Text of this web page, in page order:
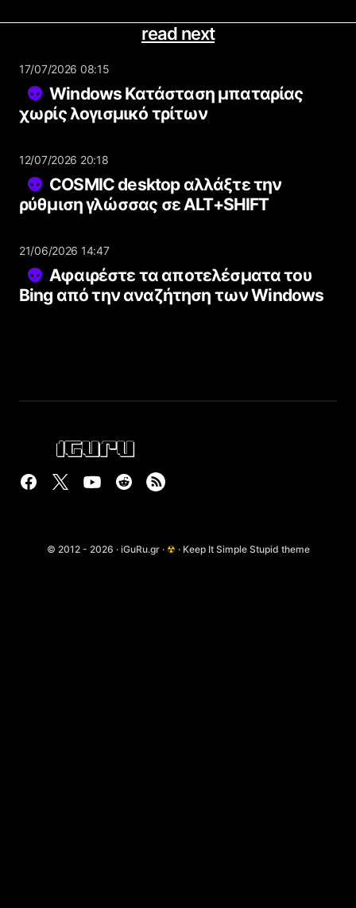
read next
17/07/2026 08:15
Windows Κατάσταση μπαταρίας
χωρίς λογισμικό τρίτων
12/07/2026 20:18
COSMIC desktop αλλάξτε την
ρύθμιση γλώσσας σε ALT+SHIFT
21/06/2026 14:47
Αφαιρέστε τα αποτελέσματα του
Bing από την αναζήτηση των Windows
© 2012 - 2026 · iGuRu.gr · ☢ · Keep It Simple Stupid theme